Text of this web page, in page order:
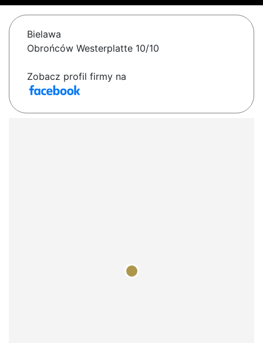
Bielawa
Obrońców Westerplatte 10/10
Zobacz profil firmy na